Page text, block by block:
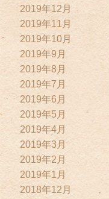
2019年12月
2019年11月
2019年10月
2019年9月
2019年8月
2019年7月
2019年6月
2019年5月
2019年4月
2019年3月
2019年2月
2019年1月
2018年12月